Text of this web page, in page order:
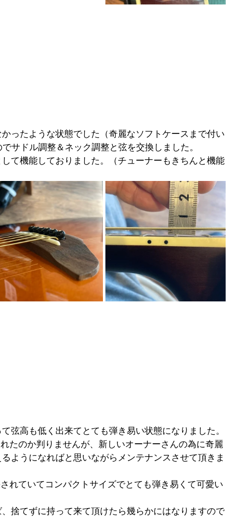
ったような状態でした（奇麗なソフトケースまで付い
サドル調整＆ネック調整と弦を交換しました。
て機能しておりました。（チューナーもきちんと機能
弦高も低く出来てとても弾き易い状態になりました。
たのか判りませんが、新しいオーナーさんの為に奇麗
ようになればと思いながらメンテナンスさせて頂きま
れていてコンパクトサイズでとても弾き易くて可愛い
捨てずに持って来て頂けたら幾らかにはなりますので